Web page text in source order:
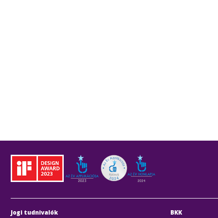
Jogi tudnivalók BKK